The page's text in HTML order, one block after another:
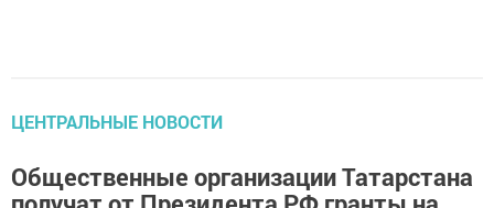
ЦЕНТРАЛЬНЫЕ НОВОСТИ
Общественные организации Татарстана